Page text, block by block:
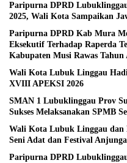
Paripurna DPRD
2025, Wali Kota Sampaikan
Paripurna DPRD Kab Mura
Eksekutif Terhadap Raperda
Kabupaten Musi Rawas Tahun
Wali Kota Lubuk Linggau
XVIII APEKSI 2026
SMAN 1 Lubuklinggau Prov
Sukses
Wali Kota Lubuk Linggau dan
Seni Adat dan Festival
Paripurna DPRD